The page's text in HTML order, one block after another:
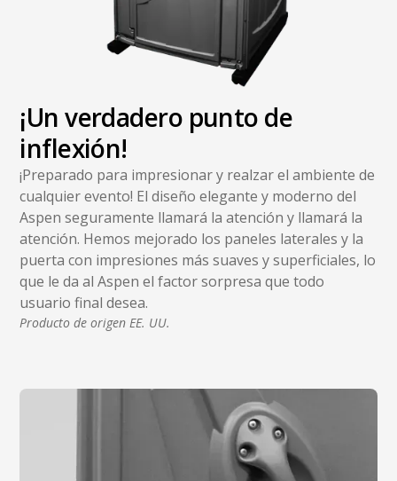
¡Un verdadero punto de
inflexión!
¡Preparado para impresionar y realzar el ambiente de
cualquier evento! El diseño elegante y moderno del
Aspen seguramente llamará la atención y llamará la
atención. Hemos mejorado los paneles laterales y la
puerta con impresiones más suaves y superficiales, lo
que le da al Aspen el factor sorpresa que todo
usuario final desea.
Producto de origen EE. UU.